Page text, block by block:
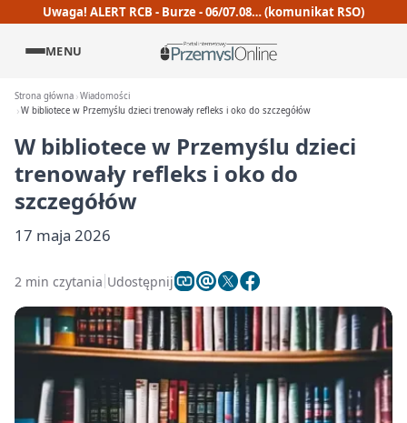
Uwaga! ALERT RCB - Burze - 06/07.08… (komunikat RSO)
MENU
Strona główna Wiadomości
W bibliotece w Przemyślu dzieci trenowały refleks i oko do szczegółów
W bibliotece w Przemyślu dzieci
trenowały refleks i oko do
szczegółów
17 maja 2026
2 min czytania Udostępnij